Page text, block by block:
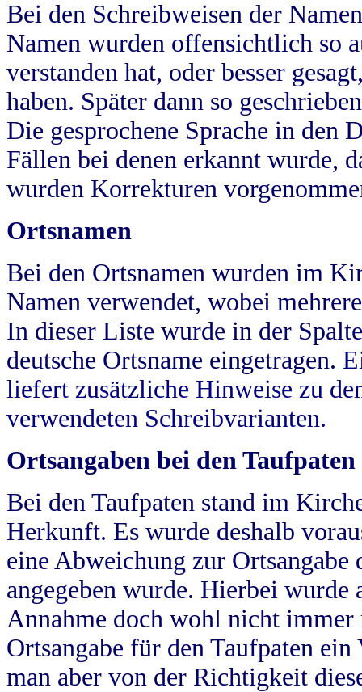
Bei den Schreibweisen der
Namen wurden offensichtlich so
verstanden hat, oder besser
haben. Später dann so
Die gesprochene Sprache in
Fällen bei denen erkannt wurde,
wurden Korrekturen
Ortsnamen
Bei den Ortsnamen wurden im
Namen verwendet, wobei
In dieser Liste wurde in der
deutsche Ortsname eingetragen.
liefert zusätzliche Hinweise zu
verwendeten Schreibvarianten.
Ortsangaben bei den Taufpaten
Bei den Taufpaten stand im
Herkunft. Es wurde deshalb
eine Abweichung zur
angegeben wurde. Hierbei wurde
Annahme doch wohl nicht
Ortsangabe für den Taufpaten
man aber von der Richtigkeit